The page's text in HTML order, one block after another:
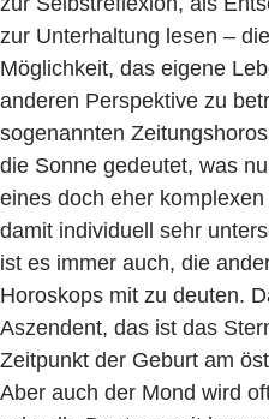
zur Unterhaltung lesen –
Möglichkeit, das eigene
anderen Perspektive zu
sogenannten
die Sonne gedeutet, was
eines doch eher
damit individuell sehr
ist es immer auch, die
Horoskops mit zu deuten.
Aszendent, das ist das
Zeitpunkt der Geburt am
Aber auch der Mond wird